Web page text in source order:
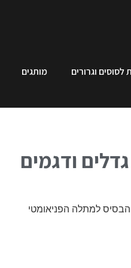
לסוסים וגרורים מותגים
גדלים ודגמים
הבסיס למתלה הפניאומטי